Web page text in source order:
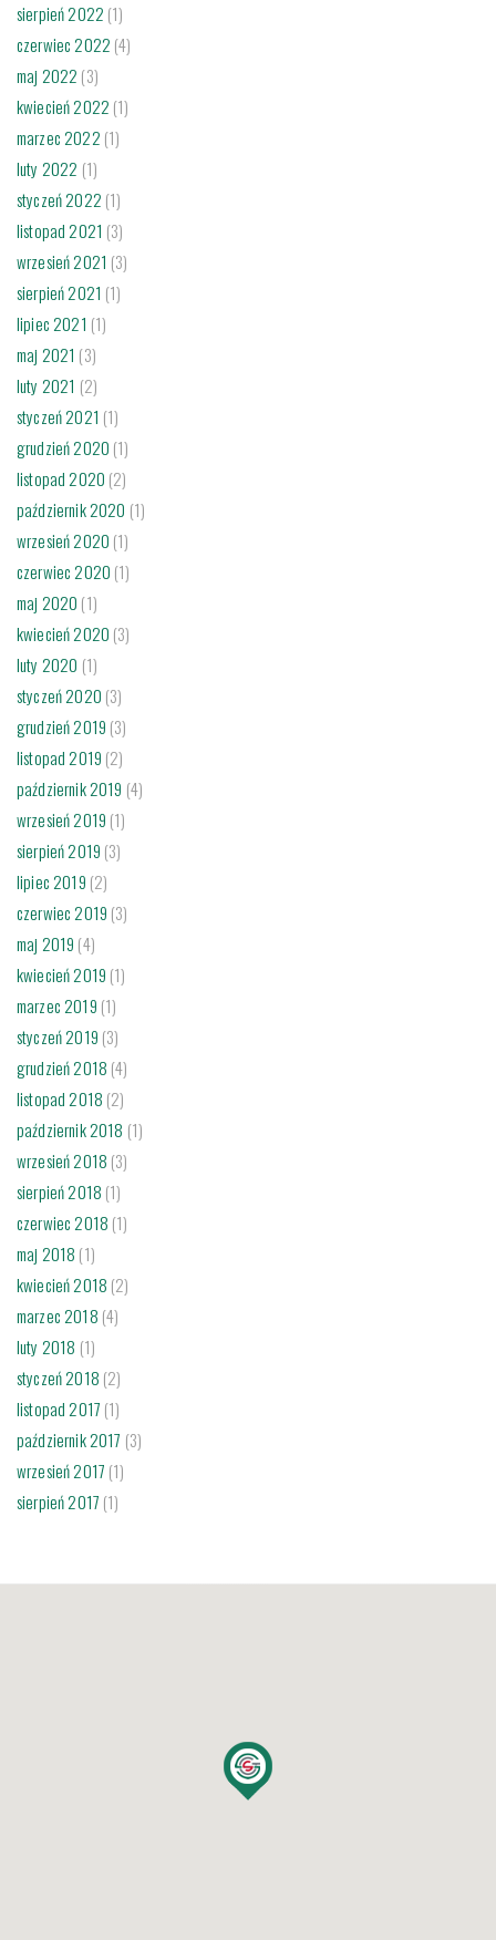
sierpień 2022 (1)
czerwiec 2022 (4)
maj 2022 (3)
kwiecień 2022 (1)
marzec 2022 (1)
luty 2022 (1)
styczeń 2022 (1)
listopad 2021 (3)
wrzesień 2021 (3)
sierpień 2021 (1)
lipiec 2021 (1)
maj 2021 (3)
luty 2021 (2)
styczeń 2021 (1)
grudzień 2020 (1)
listopad 2020 (2)
październik 2020 (1)
wrzesień 2020 (1)
czerwiec 2020 (1)
maj 2020 (1)
kwiecień 2020 (3)
luty 2020 (1)
styczeń 2020 (3)
grudzień 2019 (3)
listopad 2019 (2)
październik 2019 (4)
wrzesień 2019 (1)
sierpień 2019 (3)
lipiec 2019 (2)
czerwiec 2019 (3)
maj 2019 (4)
kwiecień 2019 (1)
marzec 2019 (1)
styczeń 2019 (3)
grudzień 2018 (4)
listopad 2018 (2)
październik 2018 (1)
wrzesień 2018 (3)
sierpień 2018 (1)
czerwiec 2018 (1)
maj 2018 (1)
kwiecień 2018 (2)
marzec 2018 (4)
luty 2018 (1)
styczeń 2018 (2)
listopad 2017 (1)
październik 2017 (3)
wrzesień 2017 (1)
sierpień 2017 (1)